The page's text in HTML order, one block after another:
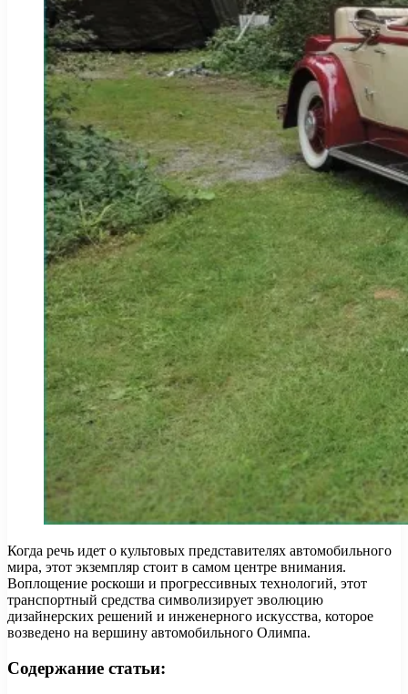
Когда речь идет о культовых представителях автомобильного
мира, этот экземпляр стоит в самом центре внимания.
Воплощение роскоши и прогрессивных технологий, этот
транспортный средства символизирует эволюцию
дизайнерских решений и инженерного искусства, которое
возведено на вершину автомобильного Олимпа.
Содержание статьи: